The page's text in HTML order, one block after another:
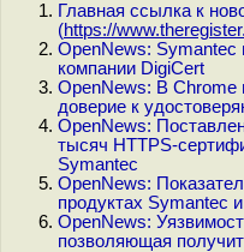
Главная ссылка к
(https://
OpenNews: Symantec
компании DigiCert
OpenNews: В Chrome
доверие к
OpenNews:
тысяч HTTPS-
Symantec
OpenNews:
продуктах Symantec
OpenNews:
позволяющая